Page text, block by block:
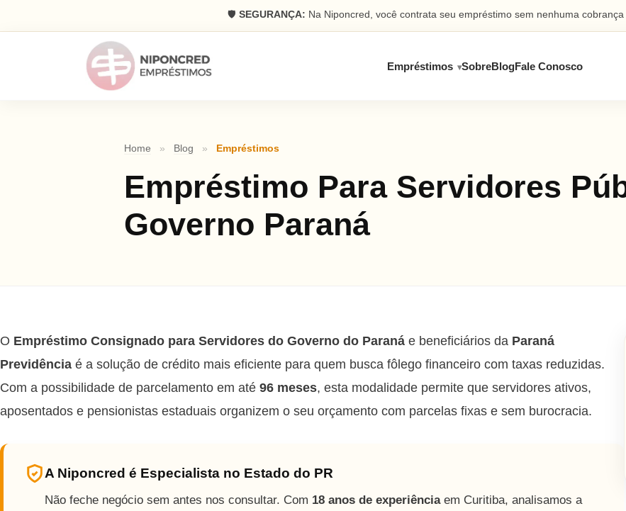
🛡️ SEGURANÇA: Na Niponcred, você contrata seu empréstimo sem nenhuma
Empréstimos SobreBlogFale Conosco
Home » Blog » Empréstimos
Empréstimo Para Servidores
Governo Paraná
O Empréstimo Consignado para Servidores do Governo do Paraná e beneficiários da Paraná
Previdência é a solução de crédito mais eficiente para quem busca fôlego financeiro com taxas reduzidas.
Com a possibilidade de parcelamento em até 96 meses, esta modalidade permite que servidores ativos,
aposentados e pensionistas estaduais organizem o seu orçamento com parcelas fixas e sem burocracia.
A Niponcred é Especialista no Estado do PR
Não feche negócio sem antes nos consultar. Com 18 anos de experiênciaem Curitiba, analisamos a